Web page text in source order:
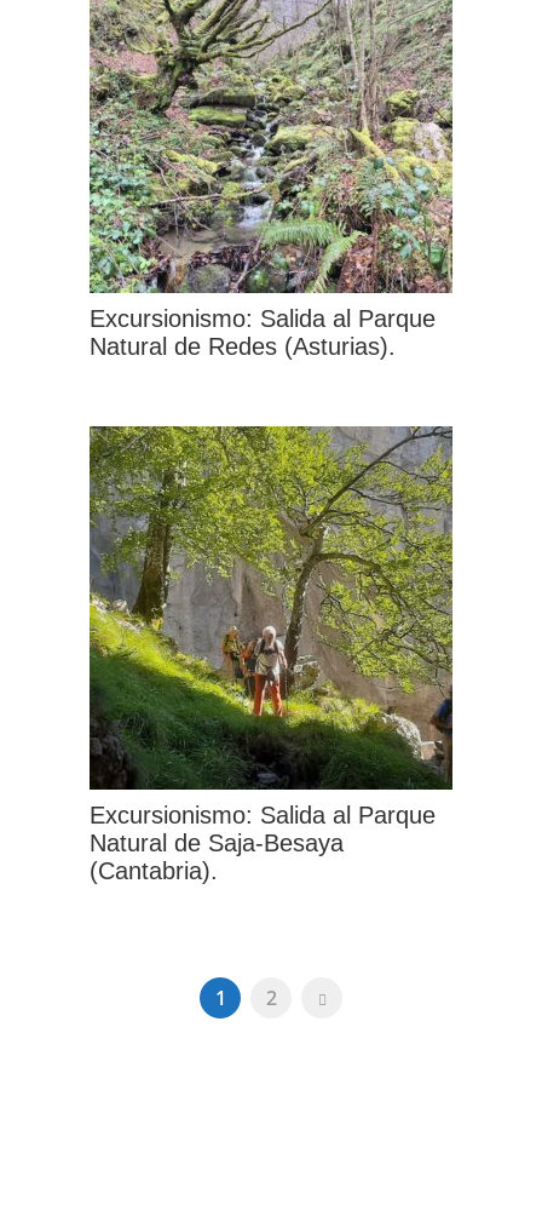
múltiples
variantes.
Las
opciones
se
pueden
elegir
en
la
página
Excursionismo: Salida al Parque
Natural de Redes (Asturias).
producto
tiene
múltiples
variantes.
Las
opciones
se
pueden
elegir
en
la
página
de
Excursionismo: Salida al Parque
Natural de Saja-Besaya
(Cantabria).
1 2